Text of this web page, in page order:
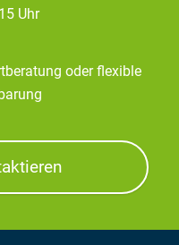
Uhr
oder flexible